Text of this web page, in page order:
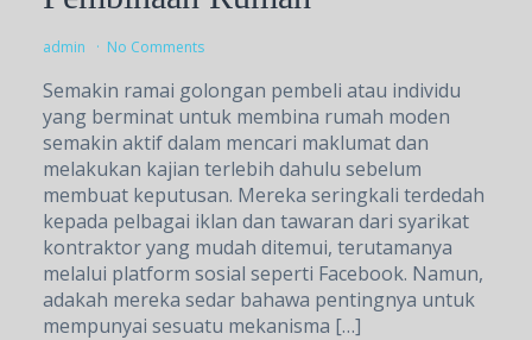
admin No Comments
Semakin ramai golongan pembeli atau individu
yang berminat untuk membina rumah moden
semakin aktif dalam mencari maklumat dan
melakukan kajian terlebih dahulu sebelum
membuat keputusan. Mereka seringkali terdedah
kepada pelbagai iklan dan tawaran dari syarikat
kontraktor yang mudah ditemui, terutamanya
melalui platform sosial seperti Facebook. Namun,
adakah mereka sedar bahawa pentingnya untuk
mempunyai sesuatu mekanisma […]